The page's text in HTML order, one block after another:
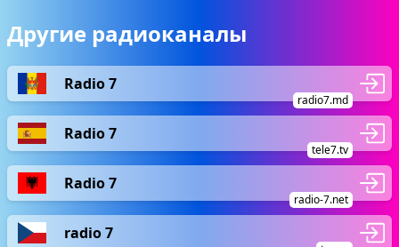
Другие радиоканалы
Radio 7
radio7.md
Radio 7
tele7.tv
Radio 7
radio-7.net
radio 7